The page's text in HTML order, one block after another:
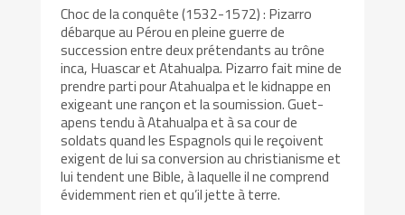
Choc de la conquête (1532-1572) : Pizarro
débarque au Pérou en pleine guerre de
succession entre deux prétendants au trône
inca, Huascar et Atahualpa. Pizarro fait mine de
prendre parti pour Atahualpa et le kidnappe en
exigeant une rançon et la soumission. Guet-
apens tendu à Atahualpa et à sa cour de
soldats quand les Espagnols qui le reçoivent
exigent de lui sa conversion au christianisme et
lui tendent une Bible, à laquelle il ne comprend
évidemment rien et qu’il jette à terre.